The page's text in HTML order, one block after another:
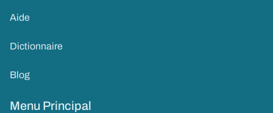
Aide
Dictionnaire
Blog
Menu Principal